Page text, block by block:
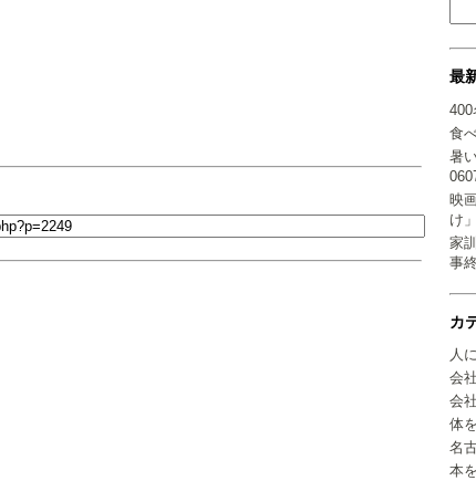
最
食
暑
映
け」
家
事
カ
人
会
会
体
名
本